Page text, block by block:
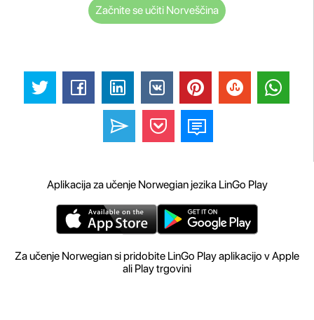
Začnite se učiti Norveščina
Aplikacija za učenje Norwegian jezika LinGo Play
Za učenje Norwegian si pridobite LinGo Play aplikacijo v Apple
ali Play trgovini